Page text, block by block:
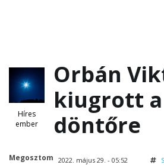
Híres
ember
Megosztom
Orbán
kiugrott a
döntőre
2022. május 29. - 05:52